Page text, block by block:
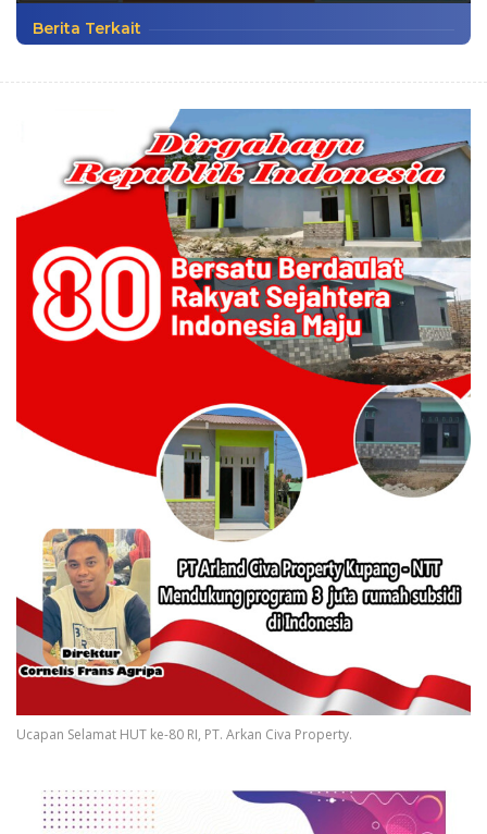
Berita Terkait
Ucapan Selamat HUT ke-80 RI, PT. Arkan Civa Property.